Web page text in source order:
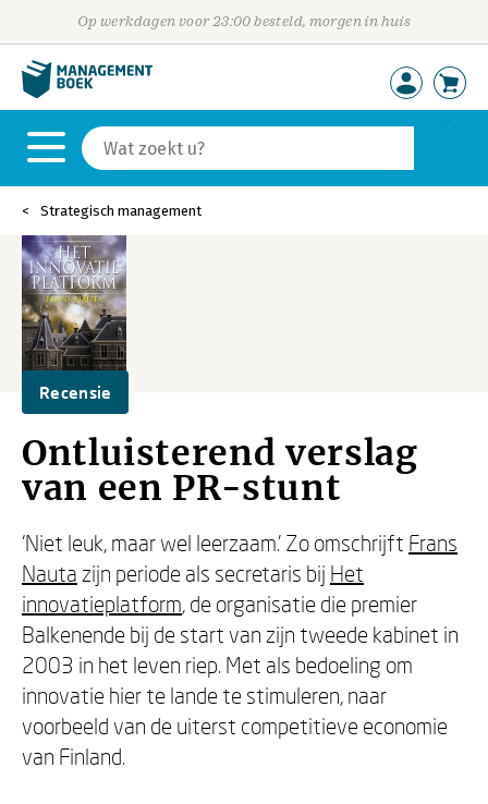
Op werkdagen voor 23:00 besteld, morgen in huis
Strategisch management
Recensie
Ontluisterend verslag
van een PR-stunt
‘Niet leuk, maar wel leerzaam.’ Zo omschrijft Frans
Nauta zijn periode als secretaris bij Het
innovatieplatform, de organisatie die premier
Balkenende bij de start van zijn tweede kabinet in
2003 in het leven riep. Met als bedoeling om
innovatie hier te lande te stimuleren, naar
voorbeeld van de uiterst competitieve economie
van Finland.